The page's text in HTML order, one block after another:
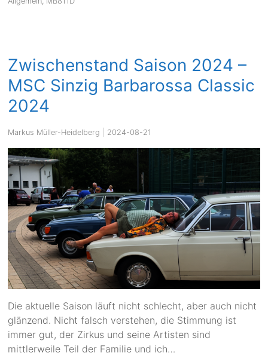
Zwischenstand Saison 2024 –
MSC Sinzig Barbarossa Classic
2024
Markus Müller-Heidelberg 2024-08-21
Die aktuelle Saison läuft nicht schlecht, aber auch nicht
glänzend. Nicht falsch verstehen, die Stimmung ist
immer gut, der Zirkus und seine Artisten sind
mittlerweile Teil der Familie und ich…